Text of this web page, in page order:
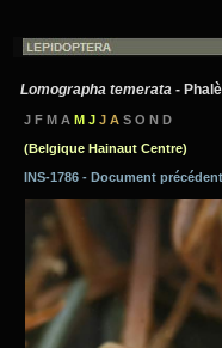
Lomographa temerata -
J F M A M J J A S O N D
(Belgique Hainaut Centre)
INS-1786 - Document